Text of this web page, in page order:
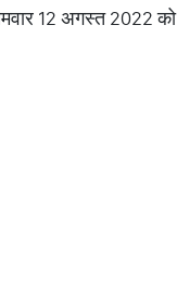
12 अगस्त 2022 को